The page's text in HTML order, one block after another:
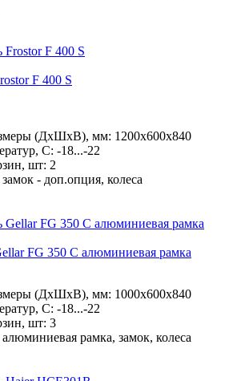
F 400 S
(ДхШхВ), мм: 1200х600х840
C: -18...-22
шт: 2
замок - доп.опция, колеса
FG 350 C алюминиевая рамка
(ДхШхВ), мм: 1000х600х840
C: -18...-22
шт: 3
алюминиевая рамка, замок, колеса